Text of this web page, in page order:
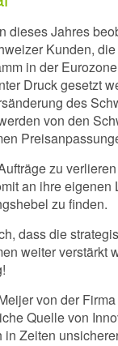
dieses Jahres
Kunden,
in der
Druck gesetzt
des
von den
zu
an ihre
zu finden.
dass die
weiter verstärkt
von der
Quelle von
in Zeiten